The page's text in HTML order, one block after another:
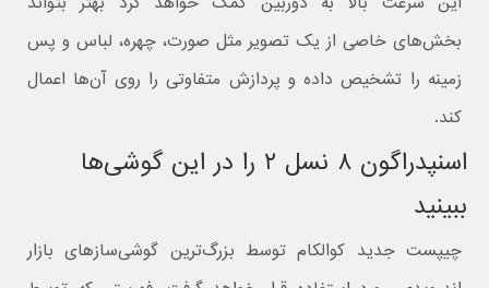
بخش‌های خاصی از یک تصویر مثل صورت، چهره، لباس و پس
زمینه را تشخیص داده و پردازش متفاوتی را روی آن‌ها اعمال
کند.
اسنپدراگون ۸ نسل ۲ را در این گوشی‌ها
ببینید
چیپست جدید کوالکام توسط بزرگ‌ترین گوشی‌سازهای بازار